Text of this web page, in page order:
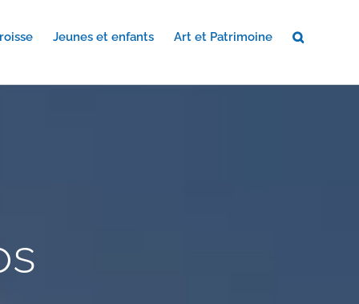
Jeunes et enfants Art et Patrimoine